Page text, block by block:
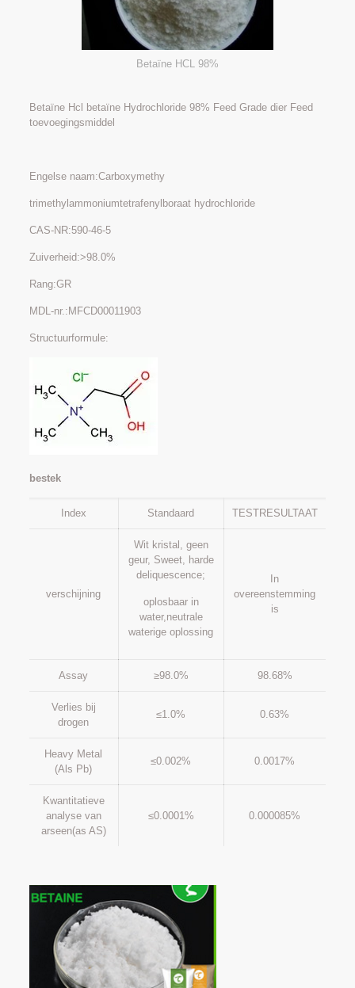
Betaïne HCL 98%
Betaïne Hcl betaïne Hydrochloride 98% Feed Grade dier Feed
toevoegingsmiddel
Engelse naam:Carboxymethy
trimethylammoniumtetrafenylboraat hydrochloride
CAS-NR:590-46-5
Zuiverheid:>98.0%
Rang:GR
MDL-nr.:MFCD00011903
Structuurformule:
bestek
Index Standaard TESTRESULTAAT
verschijning
Wit kristal, geen
geur, Sweet, harde
deliquescence;
oplosbaar in
water,neutrale
waterige oplossing
In
overeenstemming
is
Assay ≥98.0% 98.68%
Verlies bij
drogen
≤1.0% 0.63%
Heavy Metal
(Als Pb)
≤0.002% 0.0017%
Kwantitatieve
analyse van
arseen(as AS)
≤0.0001% 0.000085%